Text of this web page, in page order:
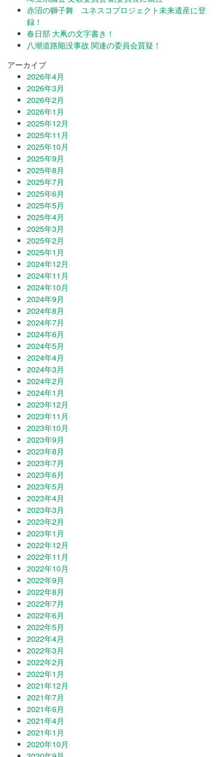
赤沼の獅子舞 ユネスコプロジェクト未来遺産に登
録！
春日部 大凧の文字書き！
八潮道路陥没事故 関連の委員会質疑！
アーカイブ
2026年4月
2026年3月
2026年2月
2026年1月
2025年12月
2025年11月
2025年10月
2025年9月
2025年8月
2025年7月
2025年6月
2025年5月
2025年4月
2025年3月
2025年2月
2025年1月
2024年12月
2024年11月
2024年10月
2024年9月
2024年8月
2024年7月
2024年6月
2024年5月
2024年4月
2024年3月
2024年2月
2024年1月
2023年12月
2023年11月
2023年10月
2023年9月
2023年8月
2023年7月
2023年6月
2023年5月
2023年4月
2023年3月
2023年2月
2023年1月
2022年12月
2022年11月
2022年10月
2022年9月
2022年8月
2022年7月
2022年6月
2022年5月
2022年4月
2022年3月
2022年2月
2022年1月
2021年12月
2021年7月
2021年6月
2021年4月
2021年1月
2020年10月